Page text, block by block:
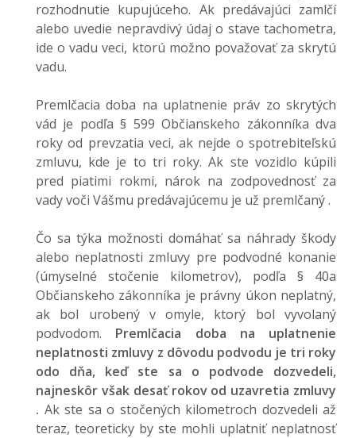
rozhodnutie kupujúceho. Ak predávajúci zamlčí
alebo uvedie nepravdivý údaj o stave tachometra,
ide o vadu veci, ktorú možno považovať za skrytú
vadu.
Premlčacia doba na uplatnenie práv zo skrytých
vád je podľa § 599 Občianskeho zákonníka dva
roky od prevzatia veci, ak nejde o spotrebiteľskú
zmluvu, kde je to tri roky. Ak ste vozidlo kúpili
pred piatimi rokmi, nárok na zodpovednosť za
vady voči Vášmu predávajúcemu je už premlčaný .
Čo sa týka možnosti domáhať sa náhrady škody
alebo neplatnosti zmluvy pre podvodné konanie
(úmyselné stočenie kilometrov), podľa § 40a
Občianskeho zákonníka je právny úkon neplatný,
ak bol urobený v omyle, ktorý bol vyvolaný
podvodom. Premlčacia doba na uplatnenie
neplatnosti zmluvy z dôvodu podvodu je tri roky
odo dňa, keď ste sa o podvode dozvedeli,
najneskôr však desať rokov od uzavretia zmluvy
. Ak ste sa o stočených kilometroch dozvedeli až
teraz, teoreticky by ste mohli uplatniť neplatnosť